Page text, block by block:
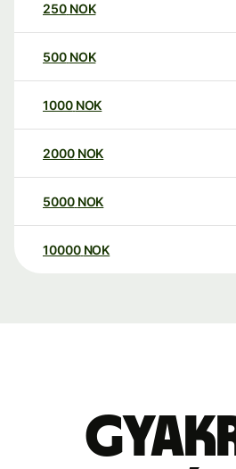
250 NOK
500 NOK
1000 NOK
2000 NOK
5000 NOK
10000 NOK